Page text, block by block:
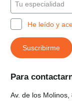
He leído y
Para
Av. de los